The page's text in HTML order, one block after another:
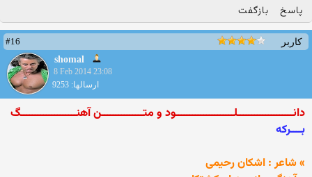
پاسخ بازگفت
کاربر
#16
shomal
8 Feb 2014 23:08
ارسالها: 9253
دانــــــــــــــــــــلـــــــــــــــــــــود و متـــــــــــــــن آهنــــــــــــــــــــگ
بــــرکه
» شاعر : اشکان رحیمی